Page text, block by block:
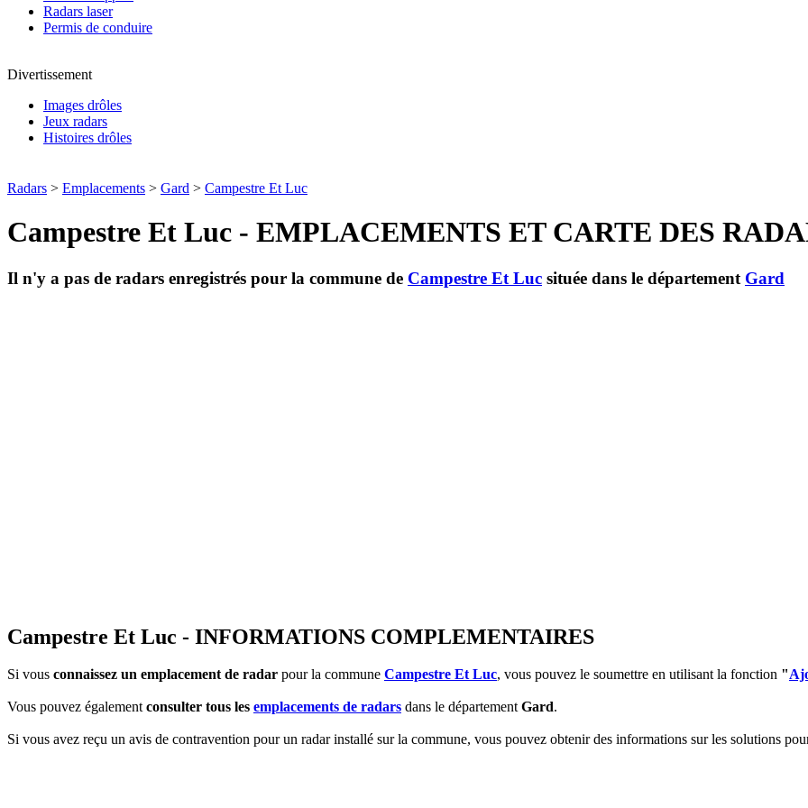
Radars laser
Permis de conduire
Divertissement
Images drôles
Jeux radars
Histoires drôles
Radars > Emplacements > Gard > Campestre Et Luc
Campestre Et Luc - EMPLACEMENTS ET CARTE DES
Il n'y a pas de radars enregistrés pour la commune de Campestre Et Luc située dans le département Gard
Campestre Et Luc - INFORMATIONS COMPLEMENTAIRES
Si vous connaissez un emplacement de radar pour la commune Campestre Et Luc, vous pouvez le soumettre en utilisant la fonction "
Vous pouvez égalementconsulter tous les emplacements de radars dans le départementGard.
Si vous avez reçu un avis de contravention pour un radar installé sur la commune, vous pouvez obtenir des informations sur les solutions